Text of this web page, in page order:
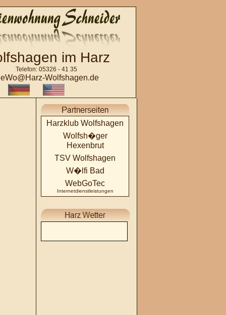
im Harz
Telefon: 05326 - 41 35
Wolfshagen.de
Harzklub Wolfshagen
Wolfsh�ger
Hexenbrut
TSV Wolfshagen
W�lfi Bad
WebGoTec
Internetdienstleistungen